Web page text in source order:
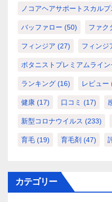
ノコアヘアサポートスカル
バッファロー (50) ファク
フィンジア (27) フィンジ
ボタニストプレミアムライン
ランキング (16) レビュー
健康 (17) 口コミ (17)
新型コロナウイルス (233)
育毛 (19) 育毛剤 (47)
カテゴリー